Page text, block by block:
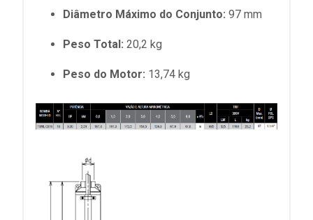
Diâmetro Máximo do Conjunto: 97 mm
Peso Total: 20,2 kg
Peso do Motor: 13,74 kg